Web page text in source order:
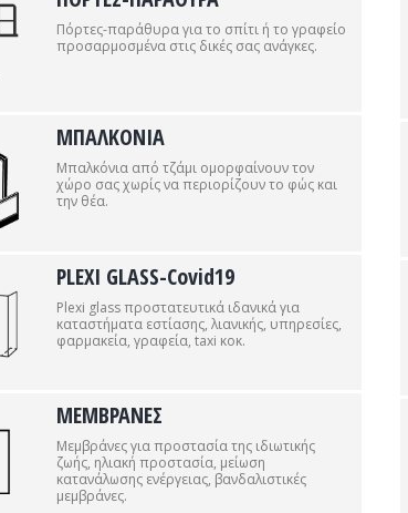
Πόρτες-παράθυρα για το σπίτι ή το γραφείο
προσαρμοσμένα στις δικές σας ανάγκες.
ΜΠΑΛΚΟΝΙΑ
Μπαλκόνια από τζάμι ομορφαίνουν τον
χώρο σας χωρίς να περιορίζουν το φώς και
την θέα.
PLEXI GLASS-Covid19
Plexi glass προστατευτικά ιδανικά για
καταστήματα εστίασης, λιανικής, υπηρεσίες,
φαρμακεία, γραφεία, taxi κοκ.
ΜΕΜΒΡΑΝΕΣ
Μεμβράνες για προστασία της ιδιωτικής
ζωής, ηλιακή προστασία, μείωση
κατανάλωσης ενέργειας, βανδαλιστικές
μεμβράνες.